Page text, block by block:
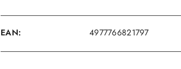
EAN: 4977766821797